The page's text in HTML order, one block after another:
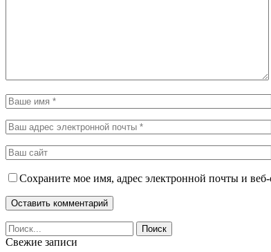
Сохраните мое имя, адрес электронной почты и
Свежие записи